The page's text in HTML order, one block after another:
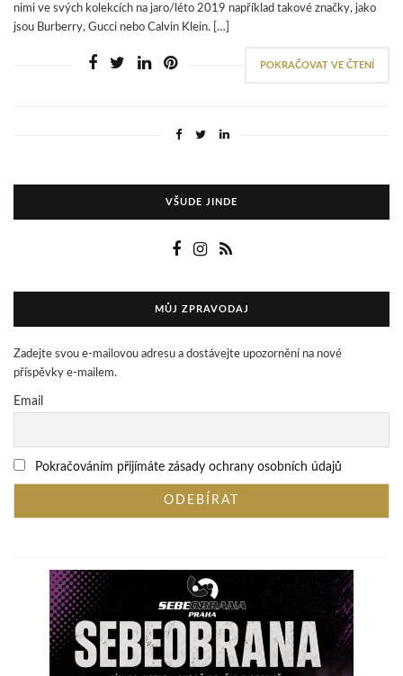
nimi ve svých kolekcích na jaro/léto 2019 například takové značky, jako
jsou Burberry, Gucci nebo Calvin Klein. […]
POKRAČOVAT VE ČTENÍ
VŠUDE JINDE
MŮJ ZPRAVODAJ
Zadejte svou e-mailovou adresu a dostávejte upozornění na nové
příspěvky e-mailem.
Email
Pokračováním přijímáte zásady ochrany osobních údajů